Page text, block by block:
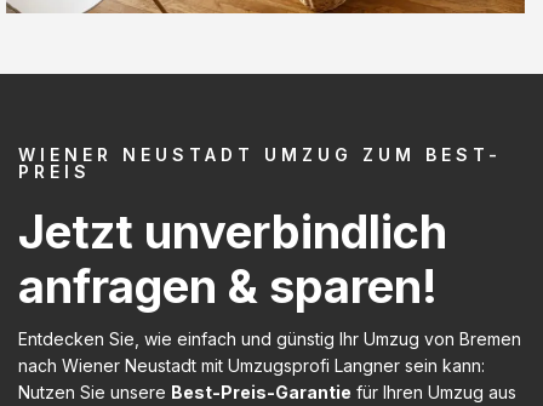
WIENER NEUSTADT UMZUG ZUM BEST-
PREIS
Jetzt unverbindlich
anfragen & sparen!
Entdecken Sie, wie einfach und günstig Ihr Umzug von Bremen
nach Wiener Neustadt mit Umzugsprofi Langner sein kann:
Nutzen Sie unsere Best-Preis-Garantie für Ihren Umzug aus